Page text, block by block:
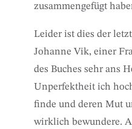
zusammengefügt
Leider ist dies der
Johanne Vik, einer
des Buches sehr ans
Unperfektheit ich
finde und deren Mut
wirklich bewundere.